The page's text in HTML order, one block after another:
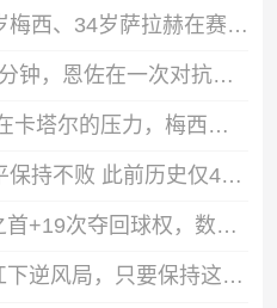
两个十号的会面！39岁梅西、34岁萨拉赫在赛前仪式握手、拥抱
虚惊一场！开场刚刚1分钟，恩佐在一次对抗后捂着膝盖痛苦倒地
马克西·洛佩斯：没了在卡塔尔的压力，梅西正享受比赛且内心快乐
埃及本届世界杯1胜3平保持不败 此前历史仅4支非洲球队能打进八强
世体：跑动距离全队之首+19次夺回球权，数据表明罗德里找回状态
奥赖利：韧劲帮我们扛下逆风局，只要保持这种斗志没人能阻挡我们